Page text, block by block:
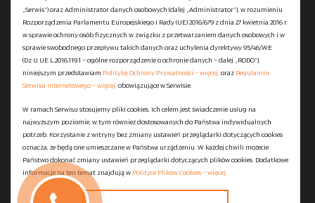
+48729-133-333
biuro@601144444.pl
Kontakt
Regulamin serwisu
Polityka Ochrony Prywatności
Polityka Plików Cookies
„Serwis”) oraz Administrator danych osobowych (dalej „Administrator”), w rozumieniu
Rozporządzenia Parlamentu Europejskiego i Rady (UE) 2016/679 z dnia 27 kwietnia 2016 r.
w sprawie ochrony osób fizycznych w związku z przetwarzaniem danych osobowych i w
sprawie swobodnego przepływu takich danych oraz uchylenia dyrektywy 95/46/WE
(Dz.U.UE.L.2016.119.1 – ogólne rozporządzenie o ochronie danych – dalej „RODO”),
niniejszym przedstawiam Politykę Ochrony Prywatności – więcej, oraz Regulamin
Serwisu Internetowego – więcej, obowiązujące w Serwisie.
W ramach Serwisu stosujemy pliki cookies. Ich celem jest świadczenie usług na
najwyższym poziomie, w tym również dostosowanych do Państwa indywidualnych
potrzeb. Korzystanie z witryny bez zmiany ustawień przeglądarki dotyczących cookies
oznacza, że będą one umieszczane w Państwa urządzeniu. W każdej chwili możecie
Państwo dokonać zmiany ustawień przeglądarki dotyczących plików cookies. Dodatkowe
informacje na ten temat znajdują w Polityce Plików Cookies – więcej.